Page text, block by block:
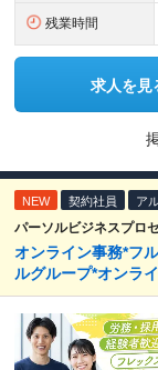
残業時間
求人を見
NEW 契約社員 ア
パーソルビジネスプロ
オンライン事務*フ
ルグループ*オンラ